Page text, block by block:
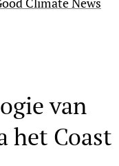
van
het Coast